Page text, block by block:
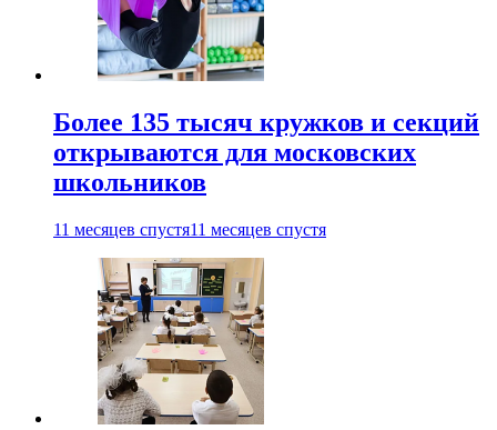
Более 135 тысяч кружков и секций
открываются для московских
школьников
11 месяцев спустя11 месяцев спустя